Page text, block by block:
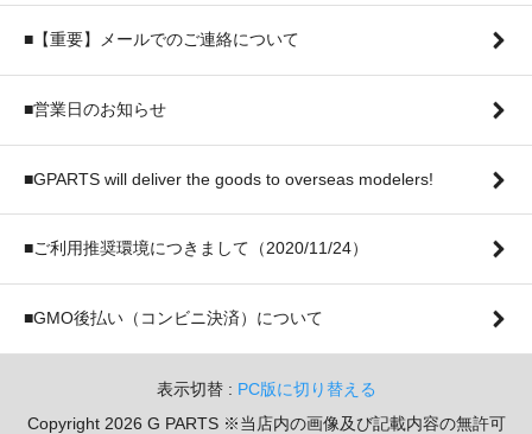
■【重要】メールでのご連絡について
■営業日のお知らせ
■GPARTS will deliver the goods to overseas modelers!
■ご利用推奨環境につきまして（2020/11/24）
■GMO後払い（コンビニ決済）について
表示切替 : PC版に切り替える
Copyright 2026 G PARTS ※当店内の画像及び記載内容の無許可